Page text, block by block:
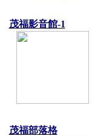
茂福影音館-1
茂福部落格